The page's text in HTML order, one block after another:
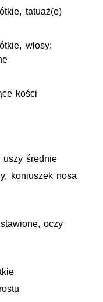
tatuaż(e)
włosy:
kości
średnie
koniuszek nosa
oczy